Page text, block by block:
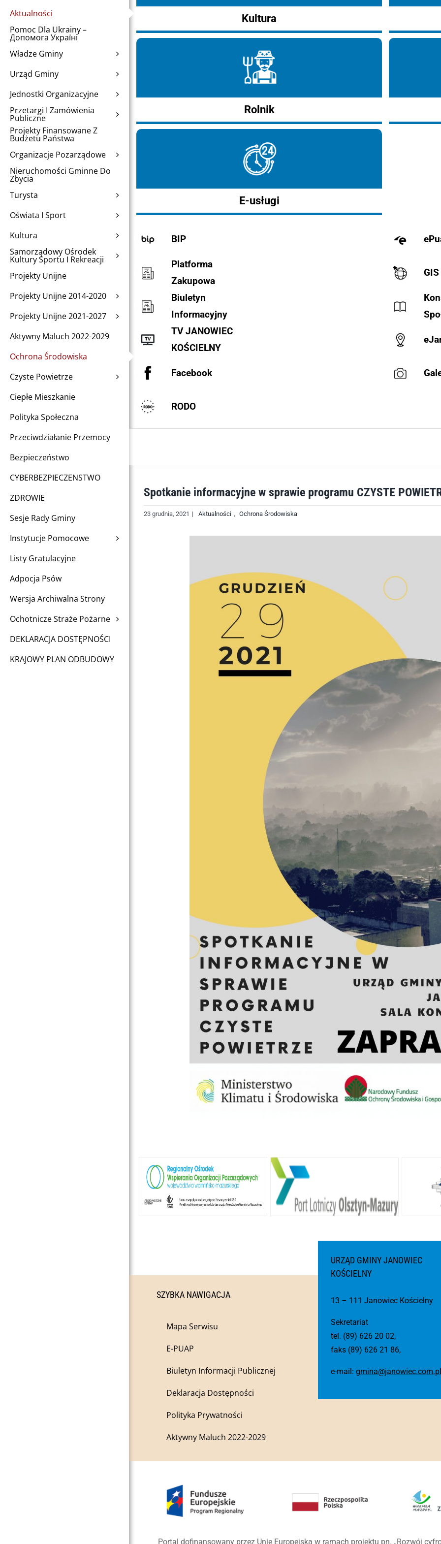
Aktualności
Pomoc Dla Ukrainy –
Допомога Україні
Władze Gminy
Urząd Gminy
Jednostki Organizacyjne
Przetargi I Zamówienia
Publiczne
Projekty Finansowane Z
Budżetu Państwa
Organizacje Pozarządowe
Nieruchomości Gminne Do
Zbycia
Turysta
Oświata I Sport
Kultura
Samorządowy Ośrodek
Kultury Sportu I Rekreacji
Projekty Unijne
Projekty Unijne 2014-2020
Projekty Unijne 2021-2027
Aktywny Maluch 2022-2029
Ochrona Środowiska
Czyste Powietrze
Ciepłe Mieszkanie
Polityka Społeczna
Przeciwdziałanie Przemocy
Bezpieczeństwo
CYBERBEZPIECZENSTWO
ZDROWIE
Sesje Rady Gminy
Instytucje Pomocowe
Listy Gratulacyjne
Adpocja Psów
Wersja Archiwalna Strony
Ochotnicze Straże Pożarne
DEKLARACJA DOSTĘPNOŚCI
KRAJOWY PLAN ODBUDOWY
Kultura
Rolnik
E-usługi
BIP
Platforma
Zakupowa
GIS
Biuletyn
Informacyjny
TV JANOWIEC
KOŚCIELNY
Facebook
RODO
Spotkanie informacyjne w sprawie programu CZYSTE
23 grudnia, 2021 | Aktualności , Ochrona Środowiska
SZYBKA NAWIGACJA
Mapa Serwisu
E-PUAP
Biuletyn Informacji Publicznej
Deklaracja Dostępności
Polityka Prywatności
Aktywny Maluch 2022-2029
URZĄD GMINY JANOWIEC
KOŚCIELNY
13 – 111 Janowiec Kościelny
Sekretariat
tel. (89) 626 20 02,
faks (89) 626 21 86,
e-mail: gmina@janowiec.com.pl
Portal dofinansowany przez Unię Europejską w ramach projektu pn. „Rozwój